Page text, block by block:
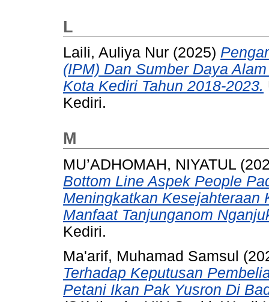
L
Laili, Auliya Nur (2025)
(IPM) Dan Sumber Daya
Kota Kediri Tahun 2018-2023.
Kediri.
M
MU’ADHOMAH, NIYATUL
Bottom Line Aspek People
Meningkatkan Kesejahteraan
Manfaat Tanjunganom
Kediri.
Ma'arif, Muhamad Samsul
Terhadap Keputusan
Petani Ikan Pak Yusron Di